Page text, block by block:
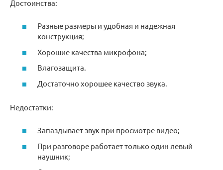
Достоинства:
Разные размеры и удобная и надежная
конструкция;
Хорошие качества микрофона;
Влагозащита.
Достаточно хорошее качество звука.
Недостатки:
Запаздывает звук при просмотре видео;
При разговоре работает только один левый
наушник;